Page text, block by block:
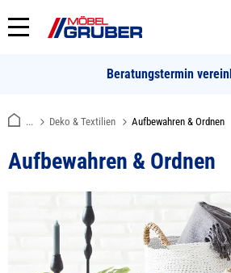
springen
Beratungstermin
... Deko & Textilien Aufbewahren & Ordnen
Aufbewahren & Ordnen